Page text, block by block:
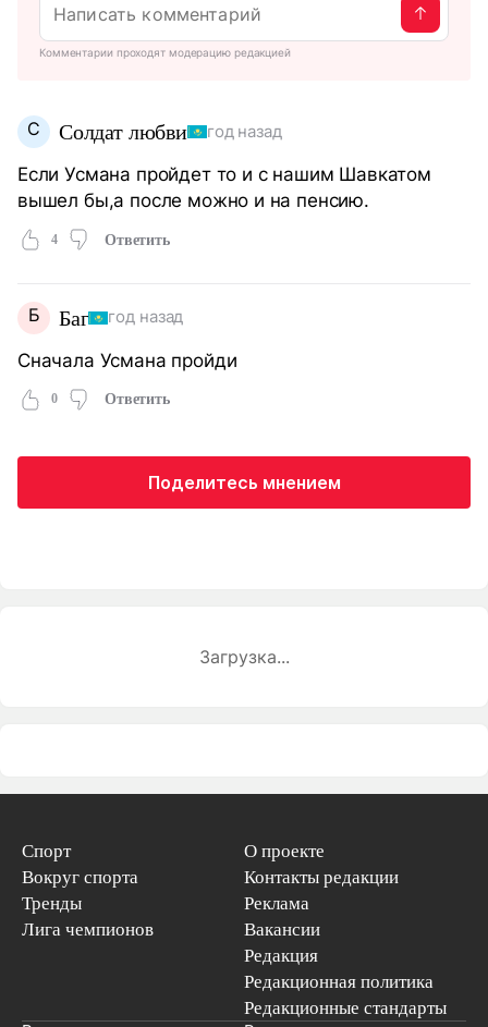
Комментарии проходят модерацию редакцией
С Солдат любви год назад
Если Усмана пройдет то и с нашим Шавкатом
вышел бы,а после можно и на пенсию.
4 Ответить
Б Баг год назад
Сначала Усмана пройди
0 Ответить
Поделитесь мнением
Загрузка...
Спорт
Вокруг спорта
Тренды
Лига чемпионов
О проекте
Контакты редакции
Реклама
Вакансии
Редакция
Редакционная политика
Редакционные стандарты